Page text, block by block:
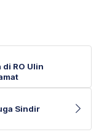
di RO Ulin
Sindir